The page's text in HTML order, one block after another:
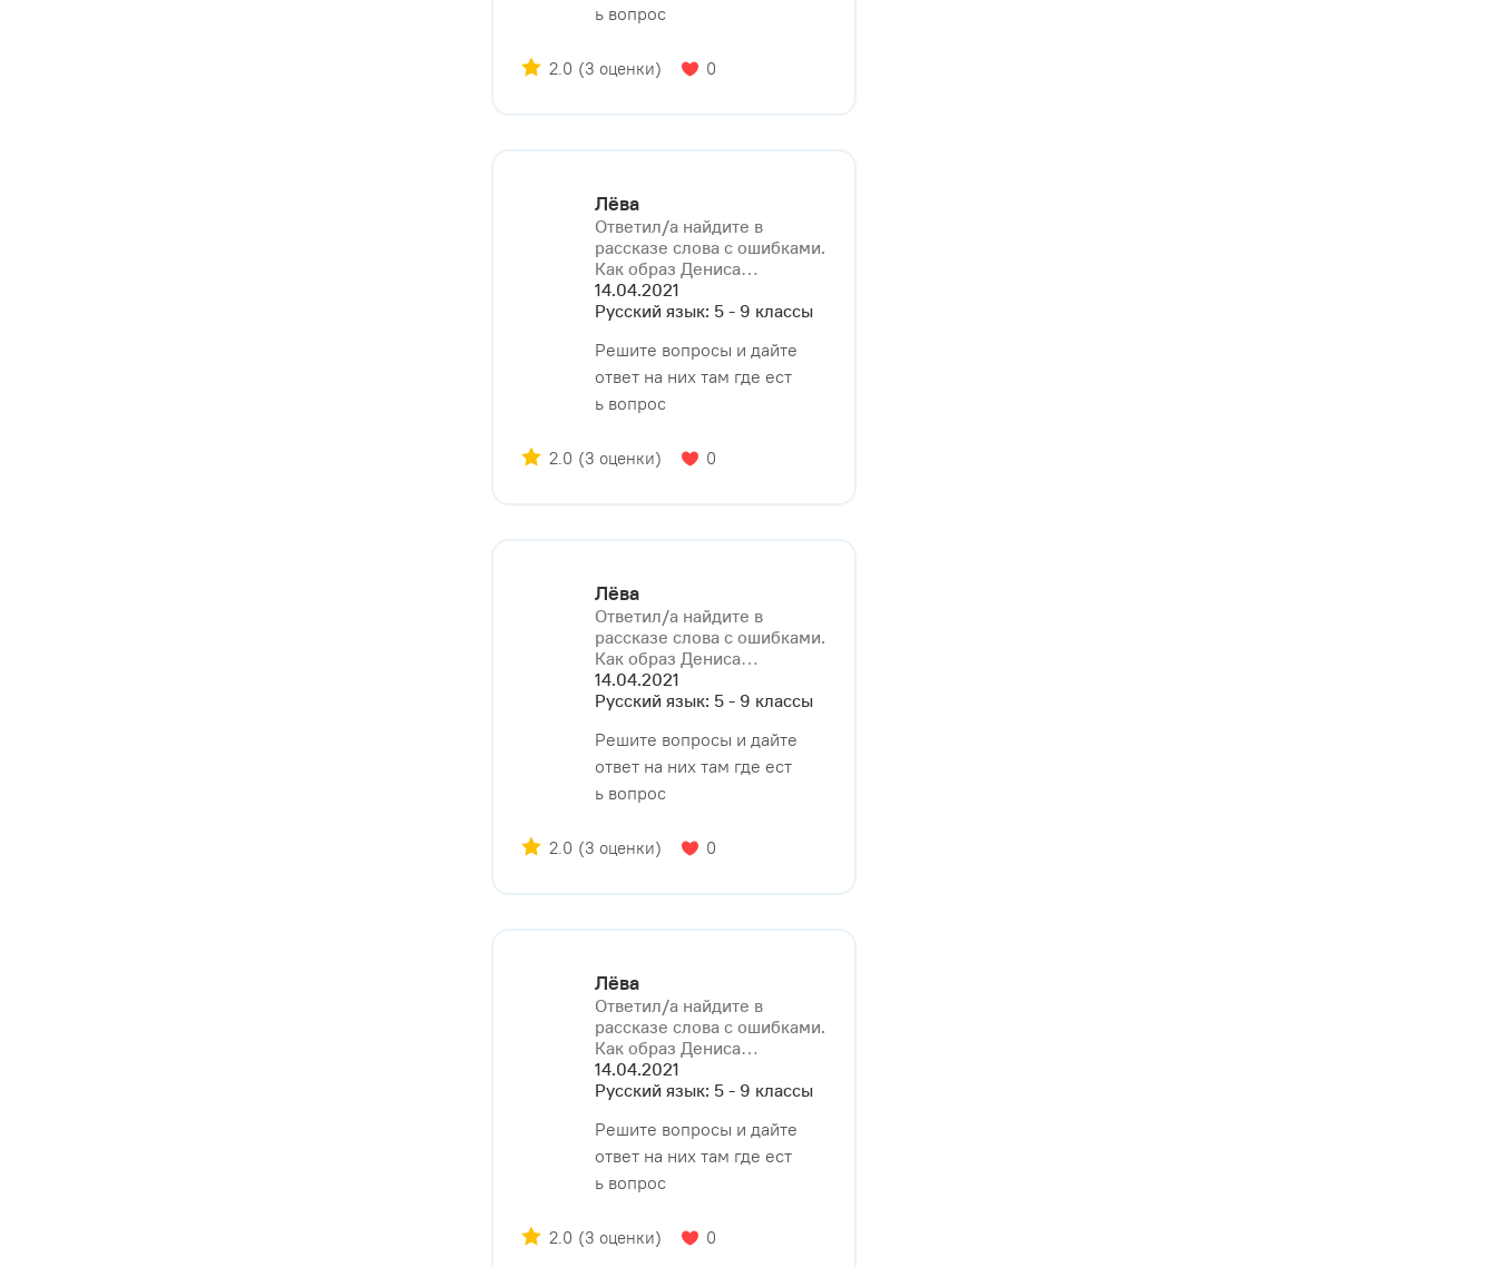
ь вопрос
2.0 (3 оценки) 0
Лёва
Ответил/a найдите в
рассказе слова с ошибками.
Как образ Дениса⁠…
14.04.2021
Русский язык: 5 - 9 классы
Решите вопросы и дайте
ответ на них там где ест
ь вопрос
2.0 (3 оценки) 0
Лёва
Ответил/a найдите в
рассказе слова с ошибками.
Как образ Дениса⁠…
14.04.2021
Русский язык: 5 - 9 классы
Решите вопросы и дайте
ответ на них там где ест
ь вопрос
2.0 (3 оценки) 0
Лёва
Ответил/a найдите в
рассказе слова с ошибками.
Как образ Дениса⁠…
14.04.2021
Русский язык: 5 - 9 классы
Решите вопросы и дайте
ответ на них там где ест
ь вопрос
2.0 (3 оценки) 0